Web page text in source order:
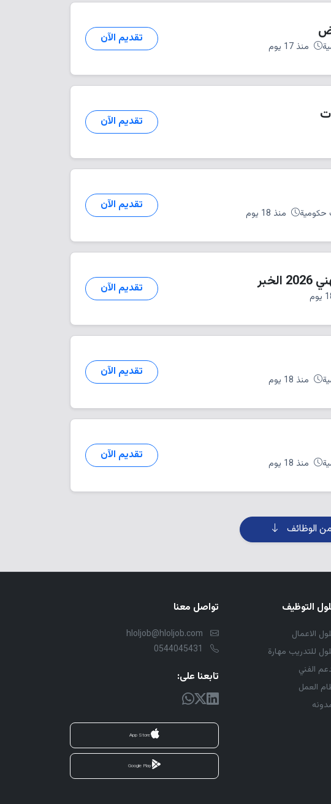
منذ 17 يوم
تقديم الآن
تقديم الآن
حكومية منذ 18 يوم
تقديم الآن
تقديم الآن
منذ 18 يوم
تقديم الآن
منذ 18 يوم
تقديم الآن
الوظائف
التوظيف
الاعمال
للتدريب مهارة
الفني
العمل
تواصل معنا
تابعنا على:
App Store
Google Play